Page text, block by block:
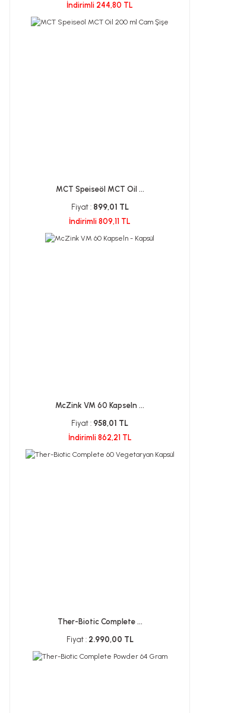
İndirimli 244,80 TL
MCT Speiseöl MCT Oil ...
Fiyat : 899,01 TL
İndirimli 809,11 TL
McZink VM 60 Kapseln ...
Fiyat : 958,01 TL
İndirimli 862,21 TL
Ther-Biotic Complete ...
Fiyat : 2.990,00 TL